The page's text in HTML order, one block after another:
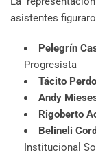
asistentes
Pelegrín
Progresista
Tácito
Andy
Rigoberto
Belineli
Institucional